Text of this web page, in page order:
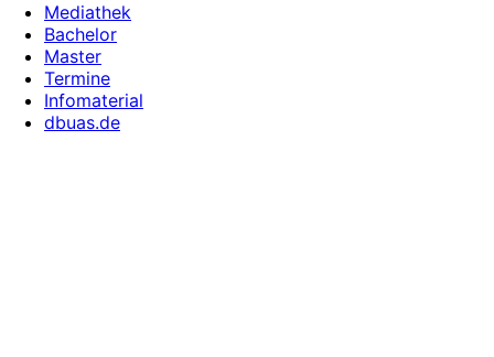
Mediathek
Bachelor
Master
Termine
Infomaterial
dbuas.de